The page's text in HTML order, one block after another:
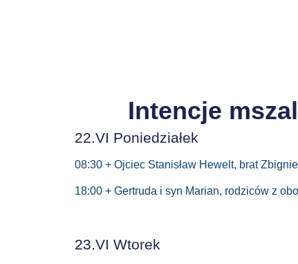
Intencje
22.VI Poniedziałek
08:30 + Ojciec Stanisław Hewelt, brat
18:00 + Gertruda i syn Marian, rodziców z
23.VI Wtorek